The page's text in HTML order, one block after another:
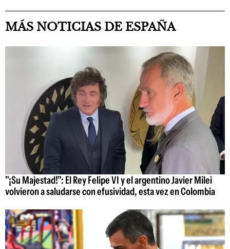
MÁS NOTICIAS DE ESPAÑA
"¡Su Majestad!": El Rey Felipe VI y el argentino Javier Milei
volvieron a saludarse con efusividad, esta vez en Colombia